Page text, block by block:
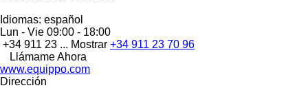
Idiomas: español
Lun - Vie 09:00 - 18:00
+34 911 23 ... Mostrar +34 911 23 70 96
Llámame Ahora
www.equippo.com
Dirección